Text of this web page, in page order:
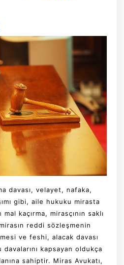
davası, velayet, nafaka,
gibi, aile hukuku mirasta
kaçırma, mirasçının saklı
reddi sözleşmenin
ve feshi, alacak davası
kapsayan oldukça
sahiptir. Miras Avukatı,